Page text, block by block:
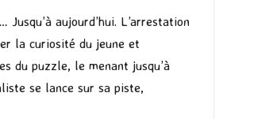
aujourd’hui. L’arrestation
la curiosité du jeune et
du puzzle, le menant jusqu’à
se lance sur sa piste,